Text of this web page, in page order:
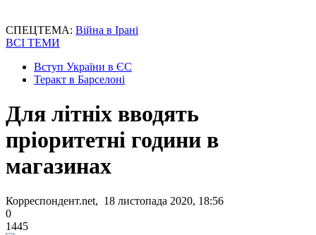
СПЕЦТЕМА: Війна в Ірані
ВСІ ТЕМИ
Вступ України в ЄС
Теракт в Барселоні
Для літніх вводять
пріоритетні години в
магазинах
Корреспондент.net, 18 листопада 2020, 18:56
0
1445